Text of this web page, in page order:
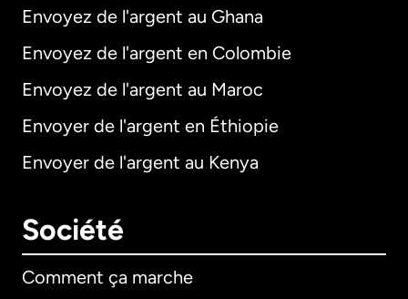
Envoyez de l'argent au Ghana
Envoyez de l'argent en Colombie
Envoyez de l'argent au Maroc
Envoyer de l'argent en Éthiopie
Envoyer de l'argent au Kenya
Société
Comment ça marche